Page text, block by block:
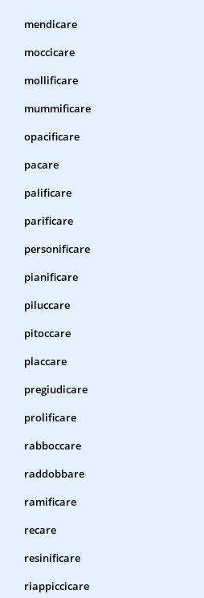
mendicare
moccicare
mollificare
mummificare
opacificare
pacare
palificare
parificare
personificare
pianificare
piluccare
pitoccare
placcare
pregiudicare
prolificare
rabboccare
raddobbare
ramificare
recare
resinificare
riappiccicare